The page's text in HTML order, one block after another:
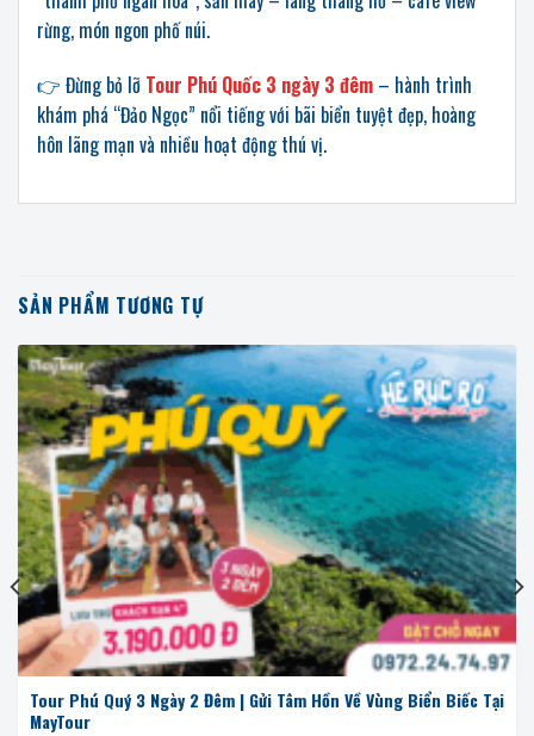
rừng, món ngon phố núi.
👉 Đừng bỏ lỡ Tour Phú Quốc 3 ngày 3 đêm – hành trình
khám phá “Đảo Ngọc” nổi tiếng với bãi biển tuyệt đẹp, hoàng
hôn lãng mạn và nhiều hoạt động thú vị.
SẢN PHẨM TƯƠNG TỰ
Tour Phú Quý 3 Ngày 2 Đêm | Gửi Tâm Hồn Về Vùng Biển Biếc Tại
MayTour